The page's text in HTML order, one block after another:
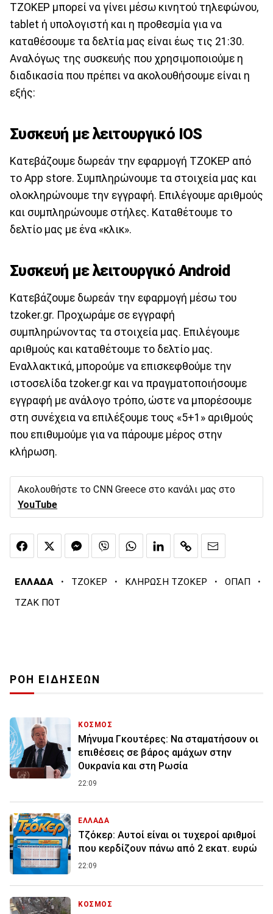
ΤΖΟΚΕΡ μπορεί να γίνει μέσω κινητού τηλεφώνου,
tablet ή υπολογιστή και η προθεσμία για να
καταθέσουμε τα δελτία μας είναι έως τις 21:30.
Αναλόγως της συσκευής που χρησιμοποιούμε η
διαδικασία που πρέπει να ακολουθήσουμε είναι η
εξής:
Συσκευή με λειτουργικό IOS
Κατεβάζουμε δωρεάν την εφαρμογή ΤΖΟΚΕΡ από
το App store. Συμπληρώνουμε τα στοιχεία μας και
ολοκληρώνουμε την εγγραφή. Επιλέγουμε αριθμούς
και συμπληρώνουμε στήλες. Καταθέτουμε το
δελτίο μας με ένα «κλικ».
Συσκευή με λειτουργικό Android
Κατεβάζουμε δωρεάν την εφαρμογή μέσω του
tzoker.gr. Προχωράμε σε εγγραφή
συμπληρώνοντας τα στοιχεία μας. Επιλέγουμε
αριθμούς και καταθέτουμε το δελτίο μας.
Εναλλακτικά, μπορούμε να επισκεφθούμε την
ιστοσελίδα tzoker.gr και να πραγματοποιήσουμε
εγγραφή με ανάλογο τρόπο, ώστε να μπορέσουμε
στη συνέχεια να επιλέξουμε τους «5+1» αριθμούς
που επιθυμούμε για να πάρουμε μέρος στην
κλήρωση.
Ακολουθήστε το CNN Greece στο κανάλι μας στο
YouTube
ΕΛΛΑΔΑ · ΤΖΟΚΕΡ · ΚΛΗΡΩΣΗ ΤΖΟΚΕΡ · ΟΠΑΠ ·
ΤΖΑΚ ΠΟΤ
ΡΟΗ ΕΙΔΗΣΕΩΝ
ΚΟΣΜΟΣ
Μήνυμα Γκουτέρες: Να σταματήσουν οι
επιθέσεις σε βάρος αμάχων στην
Ουκρανία και στη Ρωσία
22:09
ΕΛΛΑΔΑ
Τζόκερ: Αυτοί είναι οι τυχεροί αριθμοί
που κερδίζουν πάνω από 2 εκατ. ευρώ
22:09
ΚΟΣΜΟΣ